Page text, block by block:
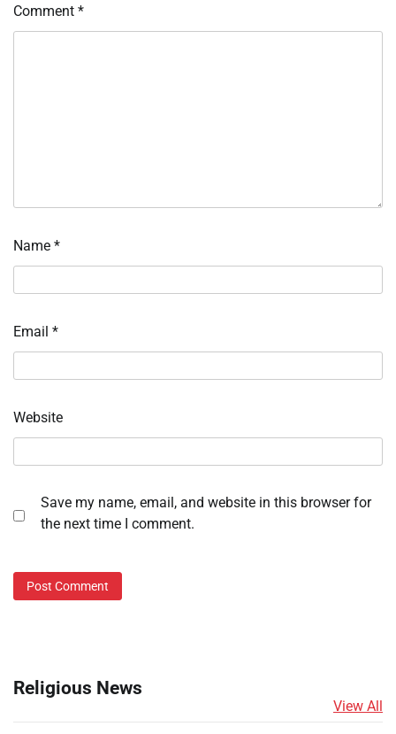
Comment *
Name *
Email *
Website
Save my name, email, and website in this browser for
the next time I comment.
Religious News
View All